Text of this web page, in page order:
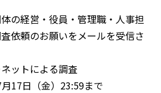
の経営・役員・管理職・人事担
頼のお願いをメールを受信さ
ットによる調査
月17日（金）23:59まで